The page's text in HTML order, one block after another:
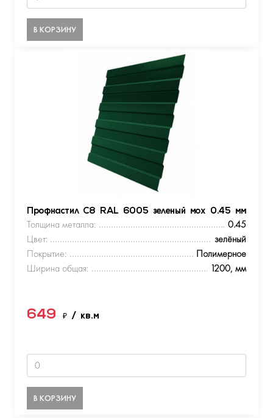
В КОРЗИНУ
Профнастил С8 RAL 6005 зеленый мох 0.45 мм
Толщина металла:
0.45
Цвет:
зелёный
Покрытие:
Полимерное
Ширина общая:
1200, мм
649 ₽ / кв.м
В КОРЗИНУ